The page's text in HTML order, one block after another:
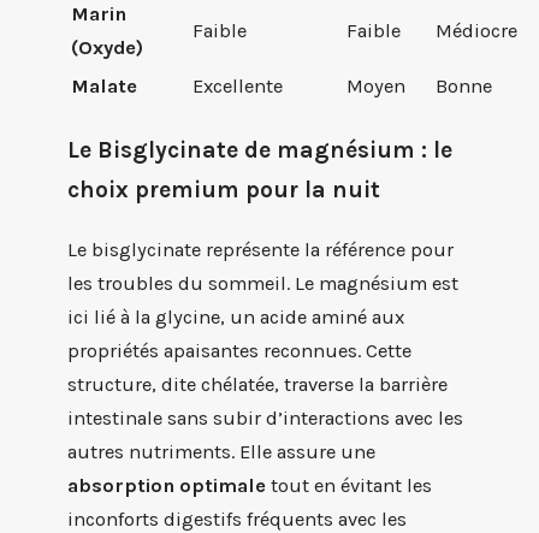
Marin
(Oxyde)
Faible Faible Médiocre
Malate Excellente Moyen Bonne
Le Bisglycinate de magnésium : le
choix premium pour la nuit
Le bisglycinate représente la référence pour
les troubles du sommeil. Le magnésium est
ici lié à la glycine, un acide aminé aux
propriétés apaisantes reconnues. Cette
structure, dite chélatée, traverse la barrière
intestinale sans subir d’interactions avec les
autres nutriments. Elle assure une
absorption optimale tout en évitant les
inconforts digestifs fréquents avec les